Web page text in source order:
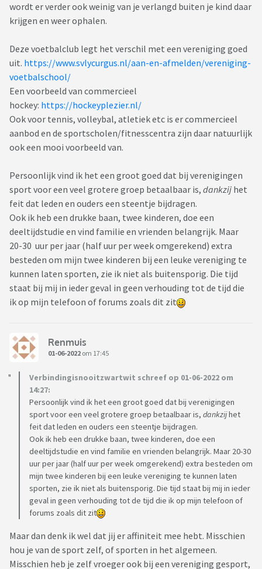
wordt er verder ook weinig van je verlangd buiten je kind daar
krijgen en weer ophalen.
Deze voetbalclub legt het verschil met een vereniging goed
uit. https://www.svlycurgus.nl/aan-en-afmelden/vereniging-
voetbalschool/
Een voorbeeld van commercieel
hockey: https://hockeyplezier.nl/
Ook voor tennis, volleybal, atletiek etc is er commercieel
aanbod en de sportscholen/fitnesscentra zijn daar natuurlijk
ook een mooi voorbeeld van.
Persoonlijk vind ik het een groot goed dat bij verenigingen
sport voor een veel grotere groep betaalbaar is, dankzij het
feit dat leden en ouders een steentje bijdragen.
Ook ik heb een drukke baan, twee kinderen, doe een
deeltijdstudie en vind familie en vrienden belangrijk. Maar
20-30 uur per jaar (half uur per week omgerekend) extra
besteden om mijn twee kinderen bij een leuke vereniging te
kunnen laten sporten, zie ik niet als buitensporig. Die tijd
staat bij mij in ieder geval in geen verhouding tot de tijd die
ik op mijn telefoon of forums zoals dit zit
Renmuis
01-06-2022 om 17:45
Verbindingisnooitzwartwit schreef op 01-06-2022 om
14:27:
Persoonlijk vind ik het een groot goed dat bij verenigingen
sport voor een veel grotere groep betaalbaar is, dankzijhet
feit dat leden en ouders een steentje bijdragen.
Ook ik heb een drukke baan, twee kinderen, doe een
deeltijdstudie en vind familie en vrienden belangrijk. Maar 20-30
uur per jaar (half uur per week omgerekend) extra besteden om
mijn twee kinderen bij een leuke vereniging te kunnen laten
sporten, zie ik niet als buitensporig. Die tijd staat bij mij in ieder
geval in geen verhouding tot de tijd die ik op mijn telefoon of
forums zoals dit zit
Maar dan denk ik wel dat jij er affiniteit mee hebt. Misschien
hou je van de sport zelf, of sporten in het algemeen.
Misschien heb je zelf vroeger ook bij een vereniging gesport,